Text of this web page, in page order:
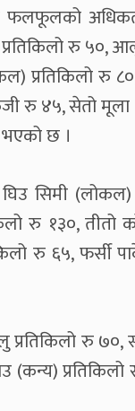
फलफूलको
रु ५०,
प्रतिकिलो रु
रु ४५, सेतो मूला
छ ।
सिमी (लोकल)
रु १३०, तीतो
रु ६५, फर्सी
रु ७०,
(कन्य)